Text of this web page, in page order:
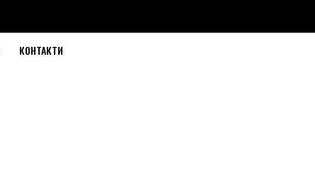
КОНТАКТИ